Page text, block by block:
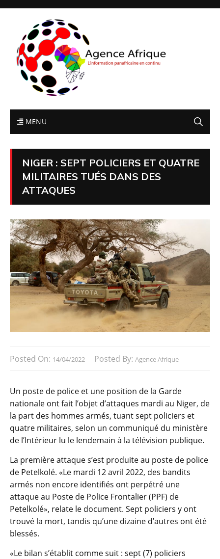
MENU
NIGER : SEPT POLICIERS ET QUATRE
MILITAIRES TUÉS DANS DES
ATTAQUES
Posted On: 14/04/2022 Posted By: Agence Afrique
Un poste de police et une position de la Garde
nationale ont fait l’objet d’attaques mardi au Niger, de
la part des hommes armés, tuant sept policiers et
quatre militaires, selon un communiqué du ministère
de l’Intérieur lu le lendemain à la télévision publique.
La première attaque s’est produite au poste de police
de Petelkolé. «Le mardi 12 avril 2022, des bandits
armés non encore identifiés ont perpétré une
attaque au Poste de Police Frontalier (PPF) de
Petelkolé», relate le document. Sept policiers y ont
trouvé la mort, tandis qu’une dizaine d’autres ont été
blessés.
«Le bilan s’établit comme suit : sept (7) policiers